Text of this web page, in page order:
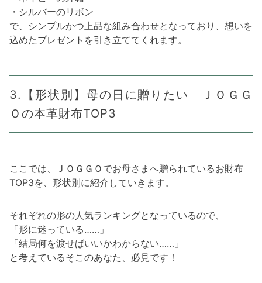
・シルバーのリボン
で、シンプルかつ上品な組み合わせとなっており、想いを
込めたプレゼントを引き立ててくれます。
3.【形状別】母の日に贈りたい ＪＯＧＧ
Ｏの本革財布TOP3
ここでは、ＪＯＧＧＯでお母さまへ贈られているお財布
TOP3を、形状別に紹介していきます。
それぞれの形の人気ランキングとなっているので、
「形に迷っている……」
「結局何を渡せばいいかわからない……」
と考えているそこのあなた、必見です！